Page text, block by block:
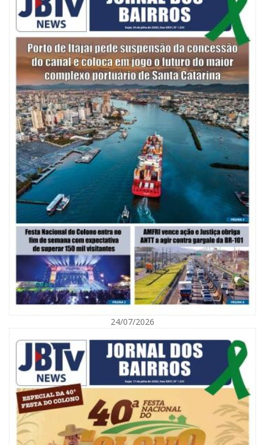
09/08/2026 | 07:00
Mostra Literária ocorrerá no Teatro Bruno Nitz dia 15 de agosto
GERAL
24/07/2026